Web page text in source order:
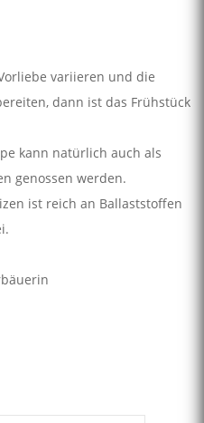
variieren und die
dann ist das Frühstück
kann natürlich auch als
genossen werden.
ist reich an Ballaststoffen